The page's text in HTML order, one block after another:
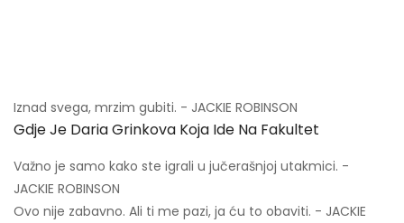
Iznad svega, mrzim gubiti. - JACKIE ROBINSON
Gdje Je Daria Grinkova Koja Ide Na Fakultet
Važno je samo kako ste igrali u jučerašnjoj utakmici. -
JACKIE ROBINSON
Ovo nije zabavno. Ali ti me pazi, ja ću to obaviti. - JACKIE